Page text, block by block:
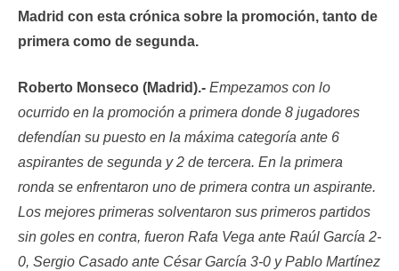
Madrid con esta crónica sobre la promoción, tanto de
primera como de segunda.
Roberto Monseco (Madrid).- Empezamos con lo
ocurrido en la promoción a primera donde 8 jugadores
defendían su puesto en la máxima categoría ante 6
aspirantes de segunda y 2 de tercera. En la primera
ronda se enfrentaron uno de primera contra un aspirante.
Los mejores primeras solventaron sus primeros partidos
sin goles en contra, fueron Rafa Vega ante Raúl García 2-
0, Sergio Casado ante César García 3-0 y Pablo Martínez